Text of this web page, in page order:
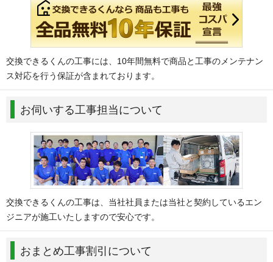
交換できるくんの工事には、10年間無料で商品と工事のメンテナン
ス対応を行う保証が含まれております。
お伺いする工事担当について
交換できるくんの工事は、当社社員または当社と契約しているエン
ジニアが施工いたしますので安心です。
おまとめ工事割引について